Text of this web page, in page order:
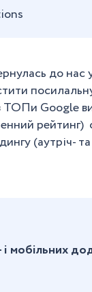
до нас
ТОПи Google
рейтинг)
(аутріч-
мобільних